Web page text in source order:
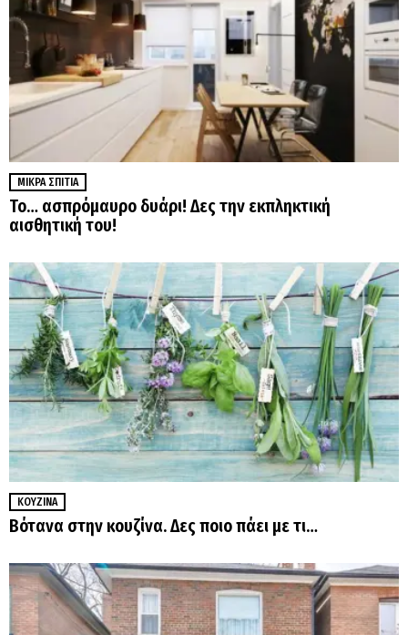
ΜΙΚΡΆ ΣΠΊΤΙΑ
Το… ασπρόμαυρο δυάρι! Δες την εκπληκτική
αισθητική του!
ΚΟΥΖΊΝΑ
Βότανα στην κουζίνα. Δες ποιο πάει με τι…